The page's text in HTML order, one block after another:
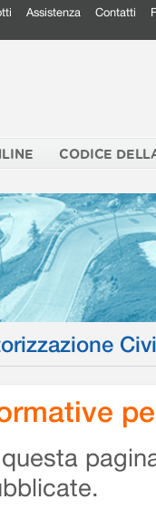
Assistenza Contatti
CODICE